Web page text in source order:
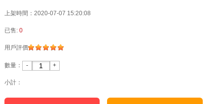
上架時間：2020-07-07 15:20:08
已售: 0
用戶評價
數量： - +
小計：